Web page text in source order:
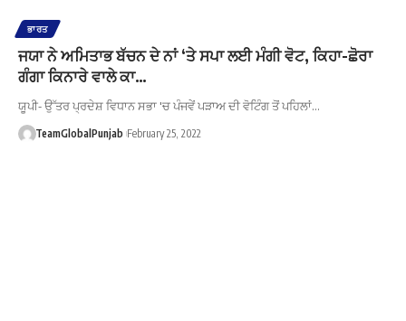
ਭਾਰਤ
ਜਯਾ ਨੇ ਅਮਿਤਾਭ ਬੱਚਨ ਦੇ ਨਾਂ ‘ਤੇ ਸਪਾ ਲਈ ਮੰਗੀ ਵੋਟ, ਕਿਹਾ-ਛੋਰਾ
ਗੰਗਾ ਕਿਨਾਰੇ ਵਾਲੇ ਕਾ…
ਯੂਪੀ- ਉੱਤਰ ਪ੍ਰਦੇਸ਼ ਵਿਧਾਨ ਸਭਾ 'ਚ ਪੰਜਵੇਂ ਪੜਾਅ ਦੀ ਵੋਟਿੰਗ ਤੋਂ ਪਹਿਲਾਂ…
TeamGlobalPunjab February 25, 2022